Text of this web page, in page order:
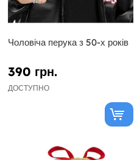
Чоловіча перука з 50-х років
390 грн.
ДОСТУПНО